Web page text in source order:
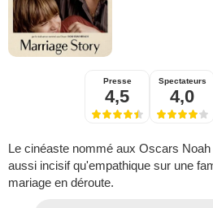
Presse
4,5
Spectateurs
4,0
Le cinéaste nommé aux Oscars
aussi incisif qu'empathique sur une
mariage en déroute.